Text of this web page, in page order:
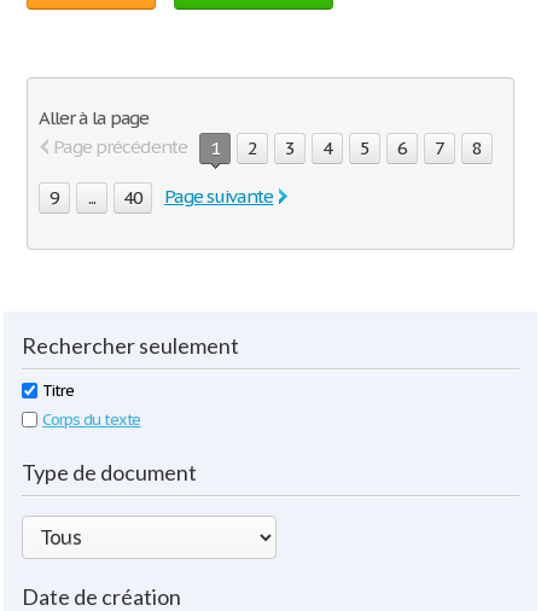
Aller à la page
Page précédente
1 2 3 4 5 6 7 8
9 ... 40 Page suivante
Rechercher seulement
Titre
Corps du texte
Type de document
Date de création